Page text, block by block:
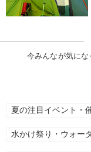
今みんなが気にな
夏の注目イベント・
水かけ祭り・ウォー